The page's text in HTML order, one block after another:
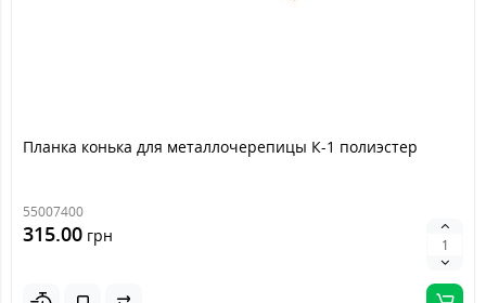
Планка конька для металлочерепицы К-1 полиэстер
55007400
315.00 грн